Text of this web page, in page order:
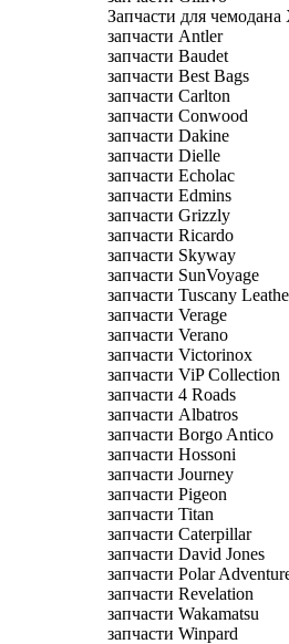
Запчасти для чемодана
запчасти Antler
запчасти Baudet
запчасти Best Bags
запчасти Carlton
запчасти Conwood
запчасти Dakine
запчасти Dielle
запчасти Echolac
запчасти Edmins
запчасти Grizzly
запчасти Ricardo
запчасти Skyway
запчасти SunVoyage
запчасти Tuscany
запчасти Verage
запчасти Verano
запчасти Victorinox
запчасти ViP Collection
запчасти 4 Roads
запчасти Albatros
запчасти Borgo Antico
запчасти Hossoni
запчасти Journey
запчасти Pigeon
запчасти Titan
запчасти Caterpillar
запчасти David Jones
запчасти Polar
запчасти Revelation
запчасти Wakamatsu
запчасти Winpard